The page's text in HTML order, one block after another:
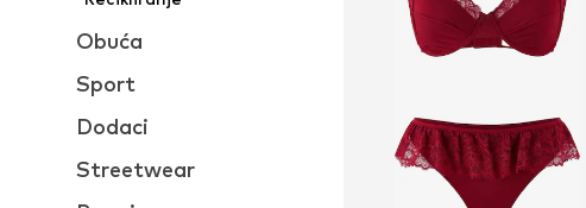
Obuća
Sport
Dodaci
Streetwear